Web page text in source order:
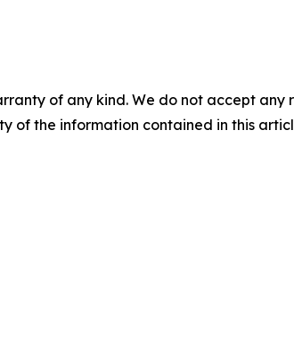
of any kind. We do not accept
of the information contained in this